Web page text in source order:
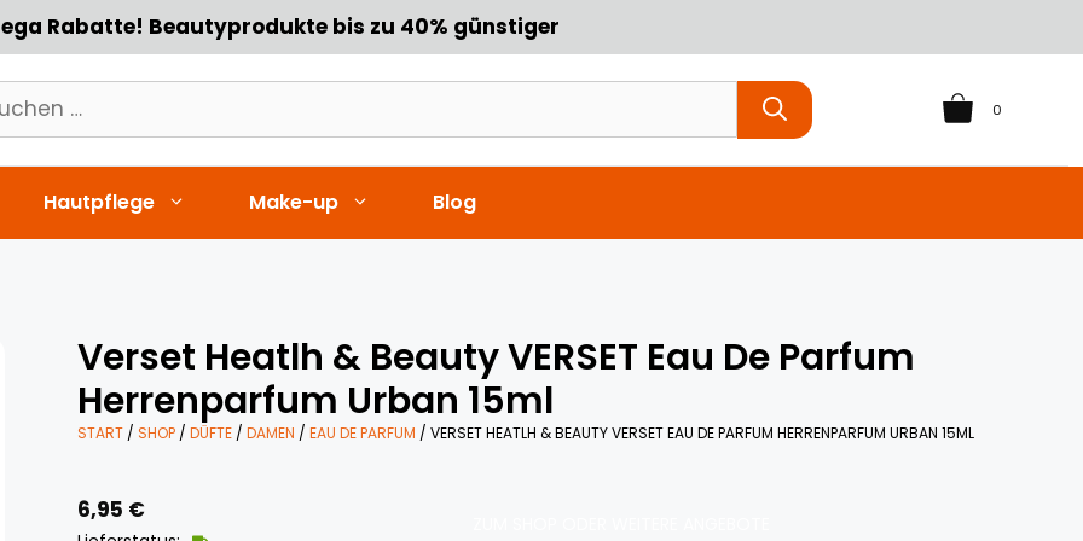
Rabatte! Beautyprodukte bis zu 40% günstiger
0
Hautpflege Make-up Blog
Verset Heatlh & Beauty VERSET Eau De Parfum
Herrenparfum Urban 15ml
START / SHOP / DÜFTE / DAMEN / EAU DE PARFUM / VERSET HEATLH & BEAUTY VERSET EAU DE PARFUM HERRENPARFUM URBAN 15ML
6,95 €